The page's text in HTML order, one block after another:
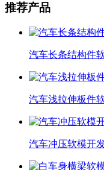
推荐产品
汽车长条结构件
汽车浅拉伸板件
汽车冲压软模开